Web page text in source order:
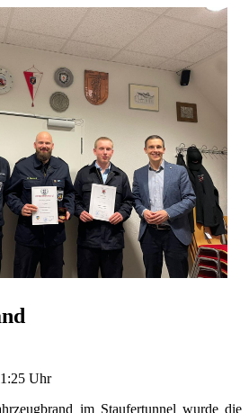
Uhr
im Staufertunnel wurde die